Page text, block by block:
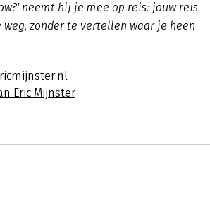
neemt hij je mee op reis: jouw reis.
weg, zonder te vertellen waar je heen
Eric Mijnster